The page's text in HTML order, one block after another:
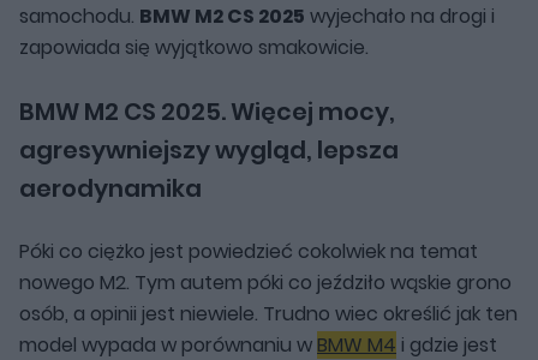
samochodu. BMW M2 CS 2025 wyjechało na drogi i
zapowiada się wyjątkowo smakowicie.
BMW M2 CS 2025. Więcej mocy,
agresywniejszy wygląd, lepsza
aerodynamika
Póki co ciężko jest powiedzieć cokolwiek na temat
nowego M2. Tym autem póki co jeździło wąskie grono
osób, a opinii jest niewiele. Trudno wiec określić jak ten
model wypada w porównaniu w BMW M4 i gdzie jest